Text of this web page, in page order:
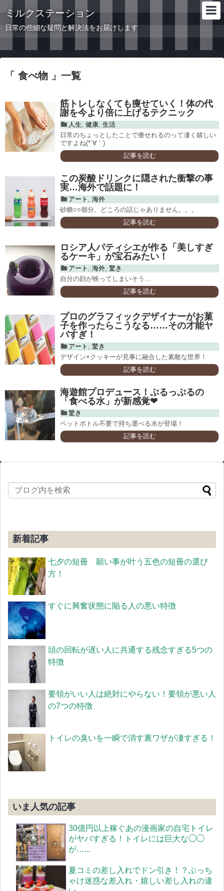
ミルクステーション
日常の些細な疑問と解決法をお届けします
「 食べ物 」一覧
筋トレしなくても痩せていく！体の代
謝を今より倍に上げるテクニック
人生 健康, 生活
日常のちょっとしたことで痩せれるのって凄く嬉しい
ですよね(*´∀｀)
記事を読む
この炭酸ドリンクに隠された衝撃の事
実…海外で話題に！
アート
海外
砂糖○○個分、どころの話じゃありません。。。
記事を読む
ロシア人パティシエが作る「美しすぎ
るケーキ」が宝石みたい！
アート 海外, 驚き
自分の顔が映ってしまいそう…
記事を読む
プロのグラフィックデザイナーがお菓
子を作ったらこうなる……その才能ヤ
バすぎ！
アート
驚き
デザイン×クッキーが見事に融合した素敵な世界！
記事を読む
海遊館プロデュース！ぷるっぷるの
「食べる水」が新感覚❤
驚き
ペットボトル不要で持ち運べる水が登場！
記事を読む
新着記事
七夕の短冊 願い事が叶う五色の短冊の選び
方！
すぐに興奮状態に陥る人の悪い特徴
頭の回転が遅い人に共通する残念すぎる5つの
特徴
要領がいい人は絶対にやらない！要領が悪い人
の7つの特徴
トイレの臭いを一瞬で消す裏ワザが凄すぎる！
いま人気の記事
30億円以上稼ぐあの漫画家の自宅トイレ
がヤバすぎる！トイレには巨大な◯◯
が…...
夏コミの差し入れでドン引き！？ぶっち
ゃけ迷惑な差入れ・嬉しい差し入れの違